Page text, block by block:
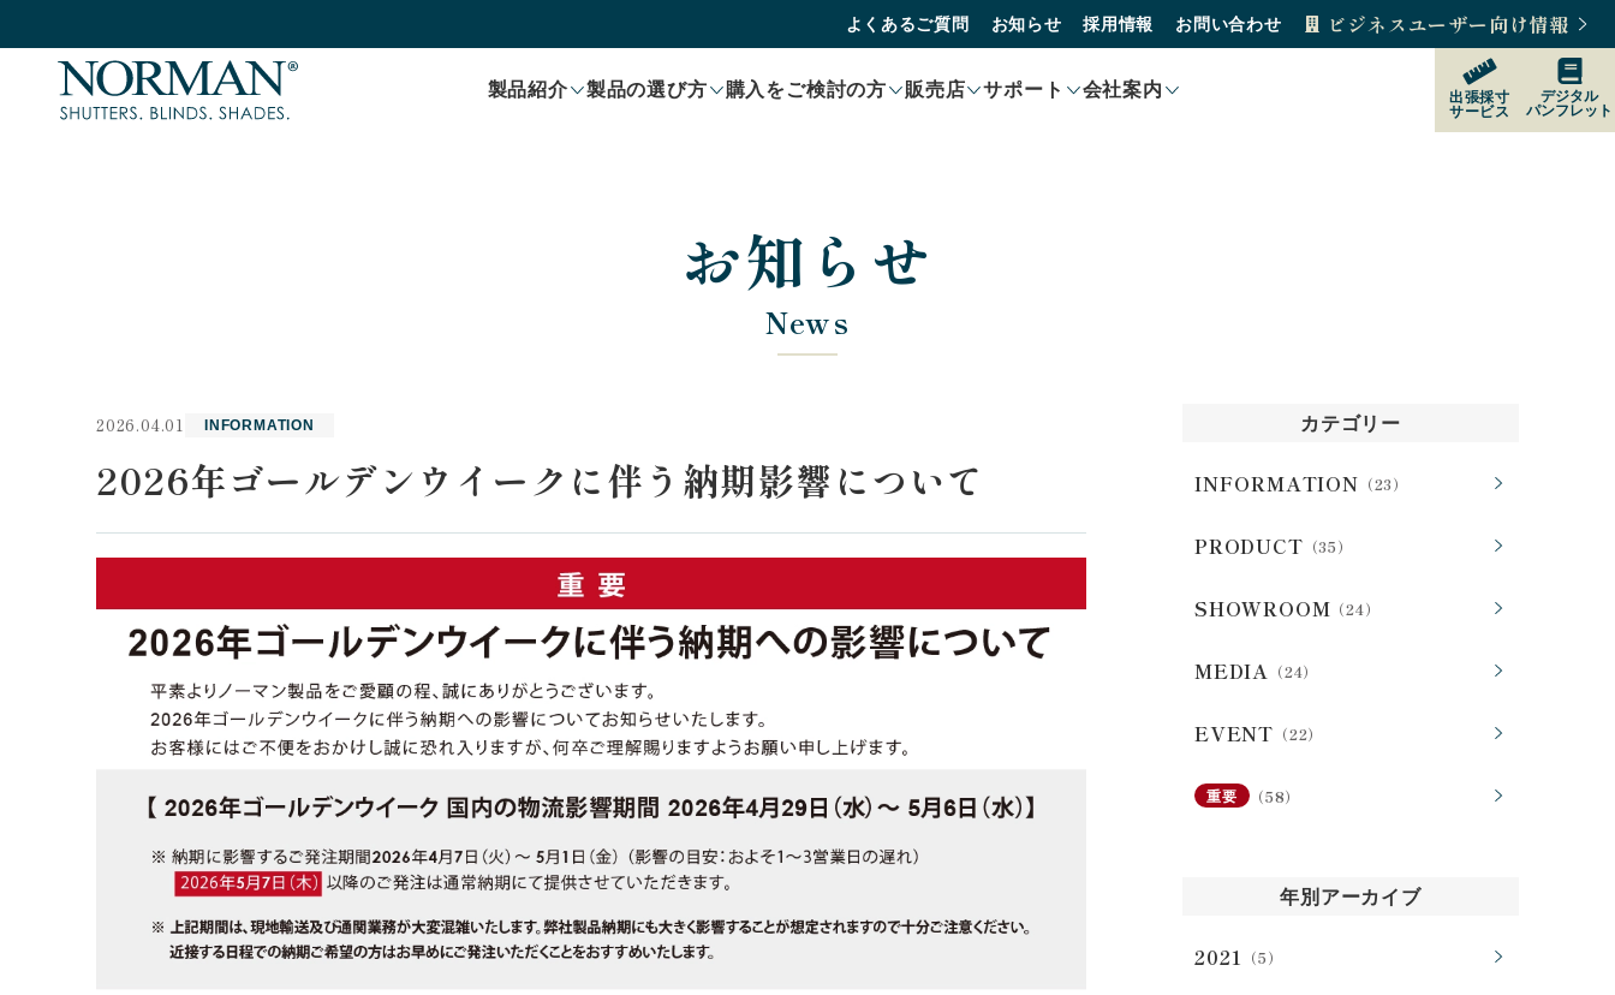
よくあるご質問 お知らせ 採用情報 お問い合わせ ビジネスユーザー向け情報
製品紹介 製品の選び方 購入をご検討の方 販売店 サポート 会社案内
出張採寸
サービス
デジタル
パンフレット
お知らせ
News
2026.04.01 INFORMATION
2026年ゴールデンウイークに伴う納期影響について
カテゴリー
INFORMATION （23）
PRODUCT （35）
SHOWROOM （24）
MEDIA （24）
EVENT （22）
重要 （58）
年別アーカイブ
2021 （5）
サポート